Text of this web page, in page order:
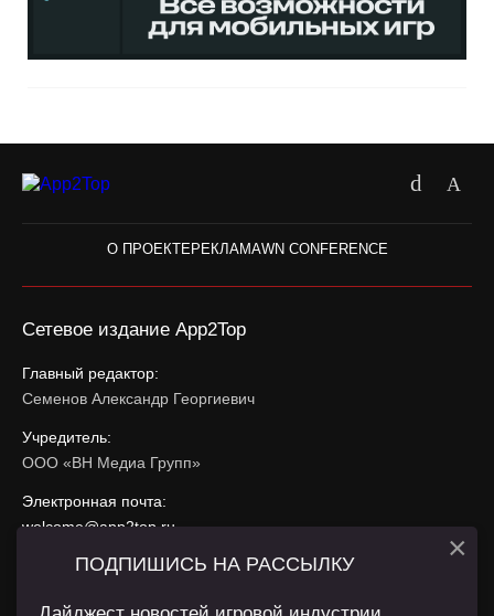
О ПРОЕКТЕРЕКЛАМАWN CONFERENCE
Сетевое издание App2Top
Главный редактор:
Семенов Александр Георгиевич
Учредитель:
ООО «ВН Медиа Групп»
Электронная почта:
welcome@app2top.ru
При использовании материалов активная ссылка на
ПОДПИШИСЬ НА РАССЫЛКУ ×